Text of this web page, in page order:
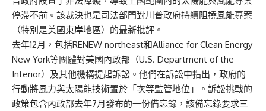
停滯不前。該裁決也是司法部門對川普政府持續阻撓風能專案
（特別是美國東岸地區）的最新批評。
去年12月，包括RENEW northeast和Alliance for Clean Energy
New York等團體對美國內政部（U.S. Department of the
Interior）及其他機構提起訴訟。他們在訴訟中指出，政府的
行動將風力與太陽能技術置於「次等監管地位」。訴訟挑戰的
政策包含內政部去年7月發布的一份備忘錄，該備忘錄要求三